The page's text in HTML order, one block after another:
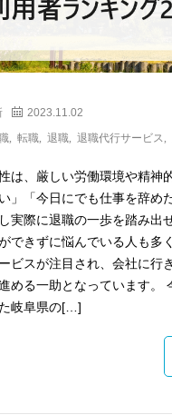
2023.11.02
転職 退職 退職代行サービス
は、厳しい労働環境や精神
」「今日にでも仕事を辞め
実際に退職の一歩を踏み出
できずに悩んでいる人も多
ビスが注目され、会社に行
める一助となっています。
岐阜県の[…]